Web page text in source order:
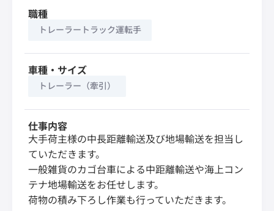
職種
トレーラートラック運転手
車種・サイズ
トレーラー（牽引）
仕事内容
大手荷主様の中長距離輸送及び地場輸送を担当し
ていただきます。
一般雑貨のカゴ台車による中距離輸送や海上コン
テナ地場輸送をお任せします。
荷物の積み下ろし作業も行っていただきます。